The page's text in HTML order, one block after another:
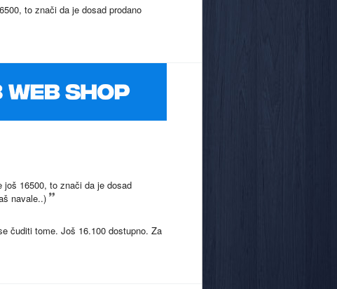
to znači da je dosad prodano
16500, to znači da je dosad
navale..)
čuditi tome. Još 16.100 dostupno. Za